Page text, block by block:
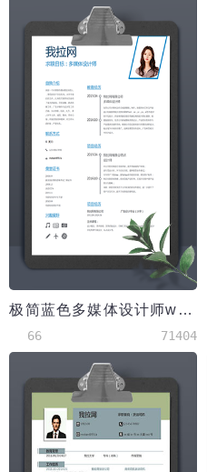
极简蓝色多媒体设计师word简历模板
66 71404